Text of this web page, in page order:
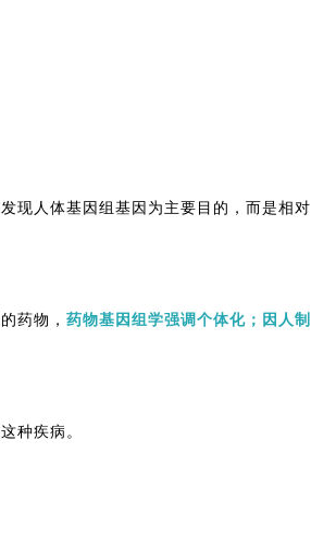
现人体基因组基因为主要目的，而是相对
药物， 药物基因组学强调个体化；因人制
种疾病。